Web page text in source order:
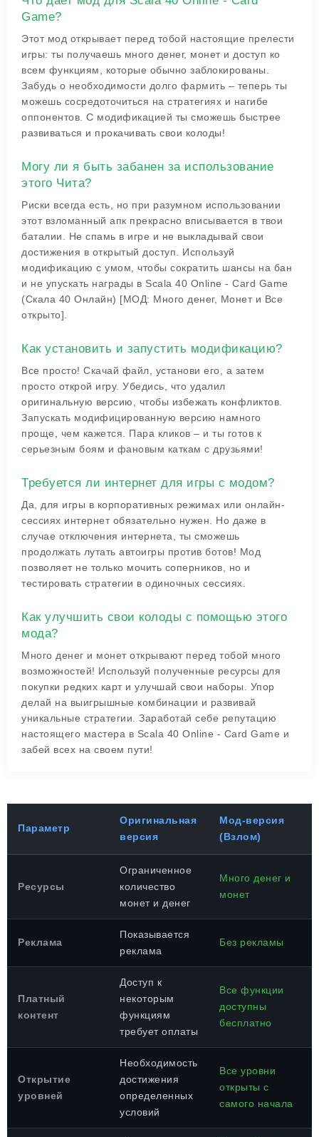
Game?
Этот мод открывает перед тобой настоящие прелести
игры: ты получаешь много денег, монет и доступ ко
всем функциям, которые обычно заблокированы.
Забудь о необходимости долго фармить – теперь ты
можешь сосредоточиться на стратегиях и нагибе
оппонентов. С модификацией ты сможешь быстрее
развиваться и прокачивать свои колоды!
Могу ли я быть забанен за использование
этого Чита?
Риски всегда есть, но при разумном использовании
этот взломанный апк прекрасно вписывается в твои
баталии. Не спамь в игре и не выкладывай свои
достижения в открытый доступ. Используй
модификацию с умом, чтобы сократить шансы на бан
и не упускать награды в Scala 40 Online - Card Game
(Скала 40 Онлайн) [МОД: Много денег, Монет и Все
открыто].
Как установить и запустить модификацию?
Все просто! Скачай файл, установи его, а затем
просто открой игру. Убедись, что удалил
оригинальную версию, чтобы избежать конфликтов.
Запускать модифицированную версию намного
проще, чем кажется. Пара кликов – и ты готов к
серьезным боям и фановым каткам с друзьями!
Требуется ли интернет для игры с модом?
Да, для игры в корпоративных режимах или онлайн-
сессиях интернет обязательно нужен. Но даже в
случае отключения интернета, ты сможешь
продолжать лутать автоигры против ботов! Мод
позволяет не только мочить соперников, но и
тестировать стратегии в одиночных сессиях.
Как улучшить свои колоды с помощью этого
мода?
Много денег и монет открывают перед тобой много
возможностей! Используй полученные ресурсы для
покупки редких карт и улучшай свои наборы. Упор
делай на выигрышные комбинации и развивай
уникальные стратегии. Заработай себе репутацию
настоящего мастера в Scala 40 Online - Card Game и
забей всех на своем пути!
Параметр
Оригинальная
версия
Мод-версия
(Взлом)
Ресурсы
Ограниченное
количество
монет и денег
Много денег и
монет
Реклама
Показывается
реклама
Без рекламы
Платный
контент
Доступ к
некоторым
функциям
требует оплаты
Все функции
доступны
бесплатно
Открытие
уровней
Необходимость
достижения
определенных
условий
Все уровни
открыты с
самого начала